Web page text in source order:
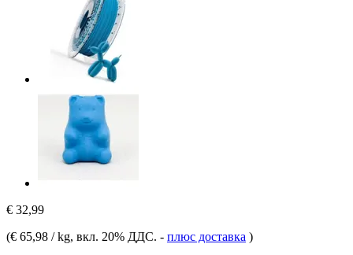
€ 32,99
(€ 65,98 / kg, вкл. 20% ДДС. - плюс доставка )